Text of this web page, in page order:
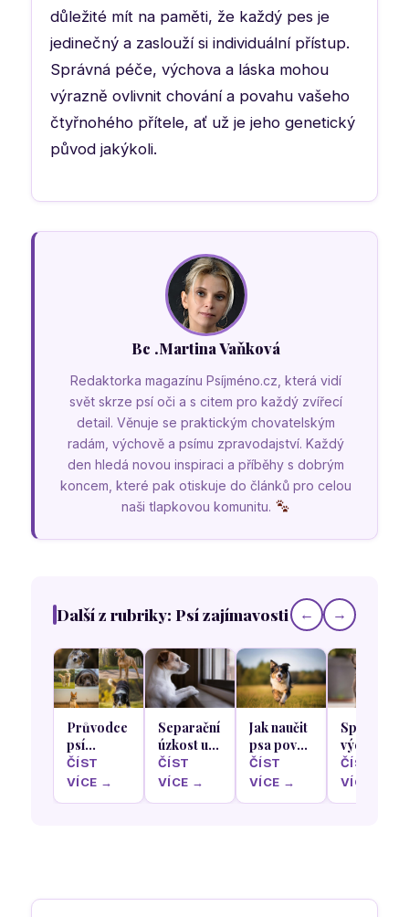
důležité mít na paměti, že každý pes je
jedinečný a zaslouží si individuální přístup.
Správná péče, výchova a láska mohou
výrazně ovlivnit chování a povahu vašeho
čtyřnohého přítele, ať už je jeho genetický
původ jakýkoli.
Bc .Martina Vaňková
Redaktorka magazínu Psíjméno.cz, která vidí
svět skrze psí oči a s citem pro každý zvířecí
detail. Věnuje se praktickým chovatelským
radám, výchově a psímu zpravodajství. Každý
den hledá novou inspiraci a příběhy s dobrým
koncem, které pak otiskuje do článků pro celou
naši tlapkovou komunitu.
Další z rubriky: Psí zajímavosti ← →
Průvodce
psí
anatomií:
Co nám
ČÍST
VÍCE →
Separační
úzkost u
psů: Jak
naučit
věcí
ČÍST
VÍCE →
Jak naučit
psa povel
„ke mně“
tak, aby
ČÍST
VÍCE →
Správná
výchova
štěňat u
plemene
ČÍST
VÍCE →